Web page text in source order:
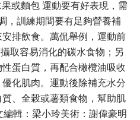
或麵包 運動要有好表現，需
，訓練期間要有足夠營養補
排飲食。萬侃舉例，運動前
取容易消化的碳水食物；另
蛋白質，再配合橄欖油吸收
化肌肉。運動後除補充水分
、全榖或薯類食物，幫助肌
輯：梁小玲美術：謝偉豪明